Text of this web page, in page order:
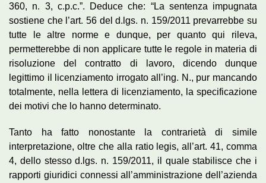
360, n. 3, c.p.c.”. Deduce che: “La sentenza impugnata
sostiene che l’art. 56 del d.lgs. n. 159/2011 prevarrebbe su
tutte le altre norme e dunque, per quanto qui rileva,
permetterebbe di non applicare tutte le regole in materia di
risoluzione del contratto di lavoro, dicendo dunque
legittimo il licenziamento irrogato all’ing. N., pur mancando
totalmente, nella lettera di licenziamento, la specificazione
dei motivi che lo hanno determinato.
Tanto ha fatto nonostante la contrarietà di simile
interpretazione, oltre che alla ratio legis, all’art. 41, comma
4, dello stesso d.lgs. n. 159/2011, il quale stabilisce che i
rapporti giuridici connessi all’amministrazione dell’azienda